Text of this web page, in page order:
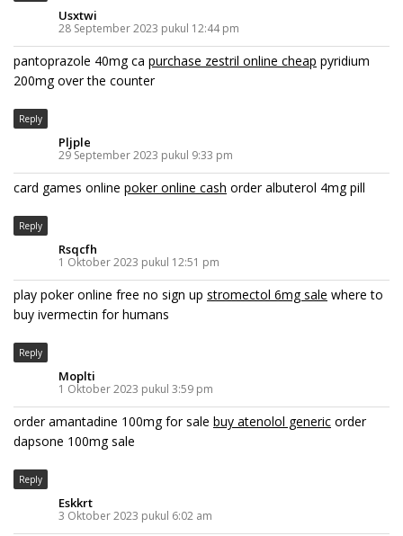
Usxtwi
28 September 2023 pukul 12:44 pm
pantoprazole 40mg ca purchase zestril online cheap pyridium
200mg over the counter
Reply
Pljple
29 September 2023 pukul 9:33 pm
card games online poker online cash order albuterol 4mg pill
Reply
Rsqcfh
1 Oktober 2023 pukul 12:51 pm
play poker online free no sign up stromectol 6mg sale where to
buy ivermectin for humans
Reply
Moplti
1 Oktober 2023 pukul 3:59 pm
order amantadine 100mg for sale buy atenolol generic order
dapsone 100mg sale
Reply
Eskkrt
3 Oktober 2023 pukul 6:02 am